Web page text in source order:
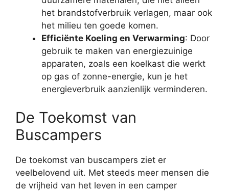
het brandstofverbruik verlagen, maar ook
het milieu ten goede komen.
Efficiënte Koeling en Verwarming: Door
gebruik te maken van energiezuinige
apparaten, zoals een koelkast die werkt
op gas of zonne-energie, kun je het
energieverbruik aanzienlijk verminderen.
De Toekomst van
Buscampers
De toekomst van buscampers ziet er
veelbelovend uit. Met steeds meer mensen die
de vrijheid van het leven in een camper